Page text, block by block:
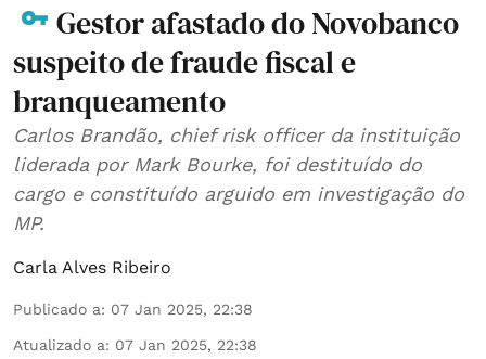
Gestor afastado do Novobanco
suspeito de fraude fiscal e
branqueamento
Carlos Brandão, chief risk officer da instituição
liderada por Mark Bourke, foi destituído do
cargo e constituído arguido em investigação do
MP.
Carla Alves Ribeiro
Publicado a: 07 Jan 2025, 22:38
Atualizado a: 07 Jan 2025, 22:38